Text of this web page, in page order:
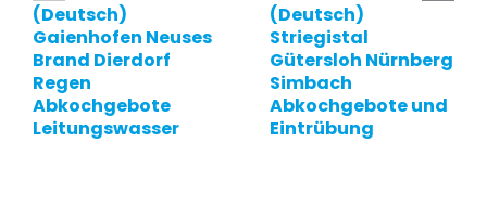
(Deutsch)
Gaienhofen Neuses
Brand Dierdorf
Regen
Abkochgebote
Leitungswasser
(Deutsch)
Striegistal
Gütersloh Nürnberg
Simbach
Abkochgebote und
Eintrübung